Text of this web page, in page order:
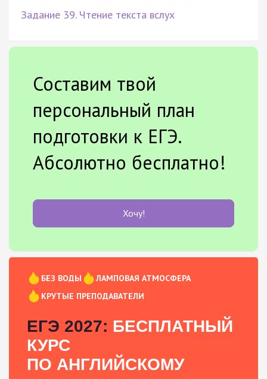
Задание 39. Чтение текста вслух
Составим твой
персональный план
подготовки к ЕГЭ.
Абсолютно бесплатно!
Хочу!
БЕЗ ВОДЫ
ЛАМПОВАЯ АТМОСФЕРА
КРУТЫЕ ПРЕПОДАВАТЕЛИ
ЕГЭ 2027: БЕСПЛАТНЫЙ
КУРС
ПО АНГЛИЙСКОМУ